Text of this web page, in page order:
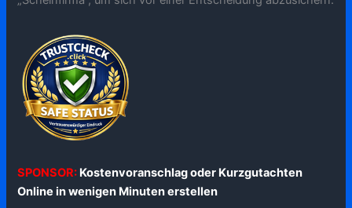
SPONSOR: Kostenvoranschlag oder Kurzgutachten
Online in wenigen Minuten erstellen